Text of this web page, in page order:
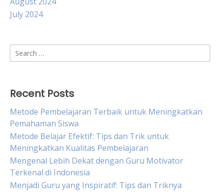
July 2024
Search
for:
Recent Posts
Metode Pembelajaran Terbaik untuk Meningkatkan
Pemahaman Siswa
Metode Belajar Efektif: Tips dan Trik untuk
Meningkatkan Kualitas Pembelajaran
Mengenal Lebih Dekat dengan Guru Motivator
Terkenal di Indonesia
Menjadi Guru yang Inspiratif: Tips dan Triknya